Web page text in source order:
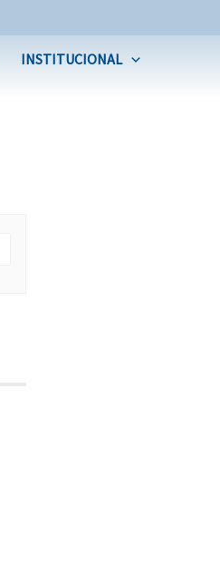
INSTITUCIONAL